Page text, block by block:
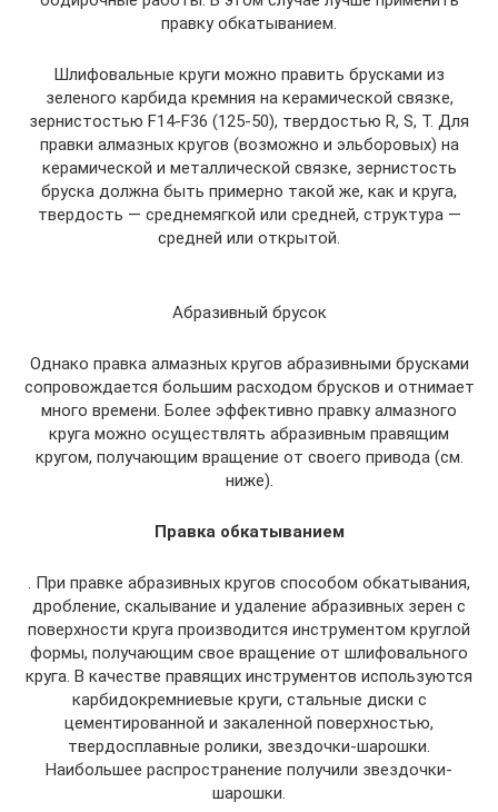
правку обкатыванием.
Шлифовальные круги можно править брусками из
зеленого карбида кремния на керамической связке,
зернистостью F14-F36 (125-50), твердостью R, S, T. Для
правки алмазных кругов (возможно и эльборовых) на
керамической и металлической связке, зернистость
бруска должна быть примерно такой же, как и круга,
твердость — среднемягкой или средней, структура —
средней или открытой.
Абразивный брусок
Однако правка алмазных кругов абразивными брусками
сопровождается большим расходом брусков и отнимает
много времени. Более эффективно правку алмазного
круга можно осуществлять абразивным правящим
кругом, получающим вращение от своего привода (см.
ниже).
Правка обкатыванием
. При правке абразивных кругов способом обкатывания,
дробление, скалывание и удаление абразивных зерен с
поверхности круга производится инструментом круглой
формы, получающим свое вращение от шлифовального
круга. В качестве правящих инструментов используются
карбидокремниевые круги, стальные диски с
цементированной и закаленной поверхностью,
твердосплавные ролики, звездочки-шарошки.
Наибольшее распространение получили звездочки-
шарошки.